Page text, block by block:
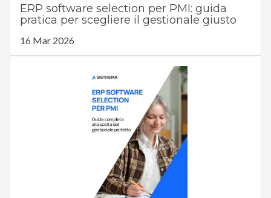
ERP software selection per PMI: guida
pratica per scegliere il gestionale giusto
16 Mar 2026